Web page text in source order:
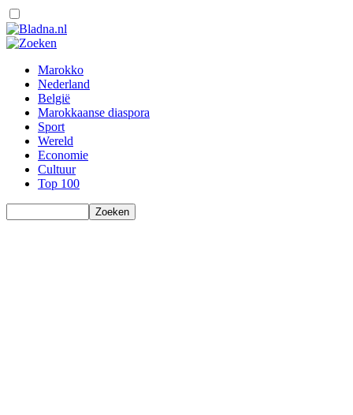
Marokko
Nederland
België
Marokkaanse diaspora
Sport
Wereld
Economie
Cultuur
Top 100